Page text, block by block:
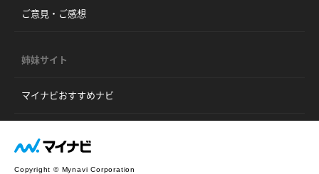
ご意見・ご感想
姉妹サイト
マイナビおすすめナビ
Copyright © Mynavi Corporation